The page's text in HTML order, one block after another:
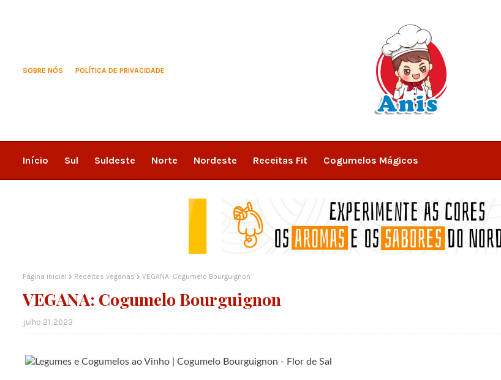
SOBRE NÓS POLÍTICA DE PRIVACIDADE
Início Sul Suldeste Norte Nordeste Receitas Fit Cogumelos Mágicos
Página inicial Receitas veganas VEGANA: Cogumelo Bourguignon
VEGANA: Cogumelo Bourguignon
julho 21, 2023